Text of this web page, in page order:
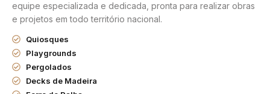
equipe especializada e dedicada, pronta para realizar obras
e projetos em todo território nacional.
Quiosques
Playgrounds
Pergolados
Decks de Madeira